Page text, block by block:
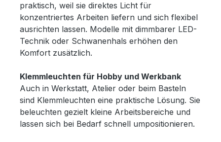
praktisch, weil sie direktes Licht für
konzentriertes Arbeiten liefern und sich flexibel
ausrichten lassen. Modelle mit dimmbarer LED-
Technik oder Schwanenhals erhöhen den
Komfort zusätzlich.
Klemmleuchten für Hobby und Werkbank
Auch in Werkstatt, Atelier oder beim Basteln
sind Klemmleuchten eine praktische Lösung. Sie
beleuchten gezielt kleine Arbeitsbereiche und
lassen sich bei Bedarf schnell umpositionieren.